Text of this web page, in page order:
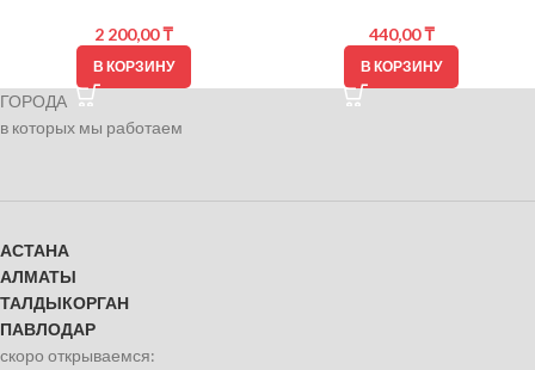
2 200,00₸
В КОРЗИНУ
440,00₸
В КОРЗИНУ
ГОРОДА
в которых мы работаем
АСТАНА
АЛМАТЫ
ТАЛДЫКОРГАН
ПАВЛОДАР
скоро открываемся: